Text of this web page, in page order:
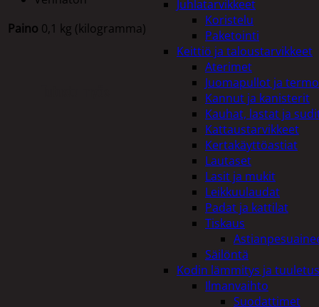
Juhlatarvikkeet
Koristelu
Paketointi
Keittiö ja taloustarvikkeet
Aterimet
Juomapullot ja
Kannut ja kanisterit
Kauhat, lastat ja
Kattaustarvikkeet
Kertakäyttöastiat
Lautaset
Lasit ja mukit
Leikkuulaudat
Padat ja kattilat
Tiskaus
Säilöntä
Kodin lämmitys ja tuuletus
Ilmanvaihto
Suodattimet
Paino 0,1 kg (kilogramma)